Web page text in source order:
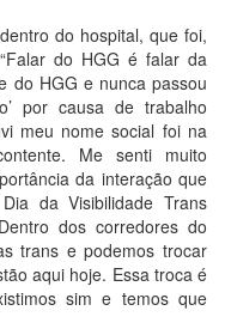
do hospital, que foi,
do HGG é falar da
do HGG e nunca passou
por causa de trabalho
meu nome social foi na
Me senti muito
da interação que
da Visibilidade Trans
dos corredores do
trans e podemos trocar
aqui hoje. Essa troca é
sim e temos que